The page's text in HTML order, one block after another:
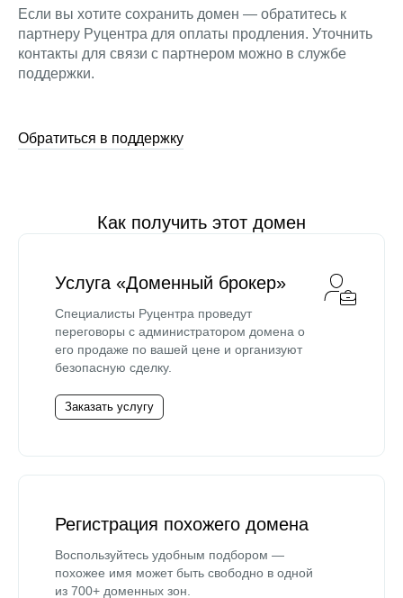
Если вы хотите сохранить домен — обратитесь к
партнеру Руцентра для оплаты продления. Уточнить
контакты для связи с партнером можно в службе
поддержки.
Обратиться в поддержку
Как получить этот домен
Услуга «Доменный брокер»
Специалисты Руцентра проведут
переговоры с администратором домена о
его продаже по вашей цене и организуют
безопасную сделку.
Заказать услугу
Регистрация похожего домена
Воспользуйтесь удобным подбором —
похожее имя может быть свободно в одной
из 700+ доменных зон.